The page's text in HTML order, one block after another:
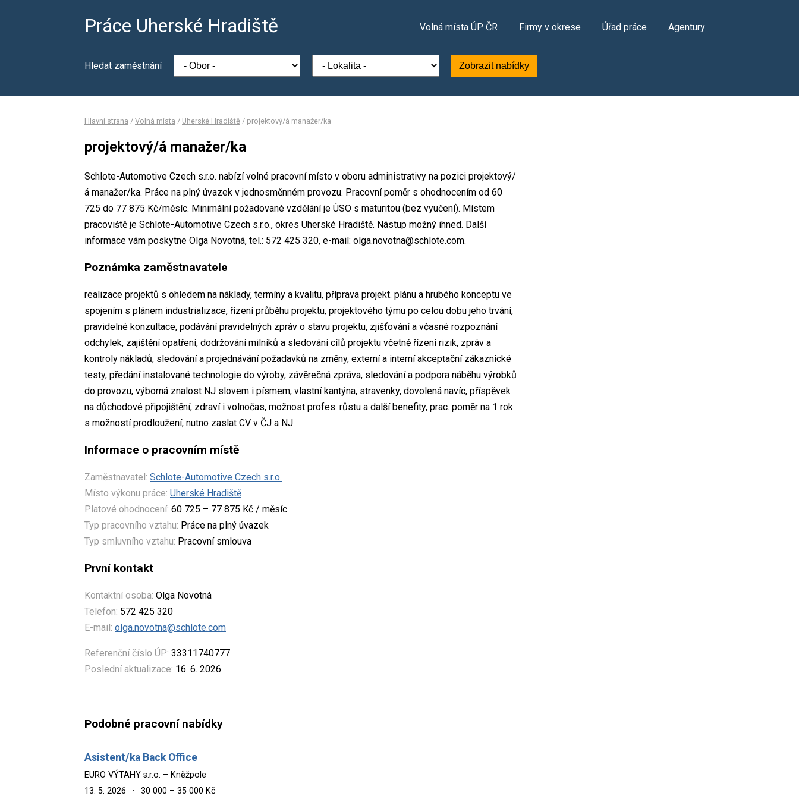
Práce Uherské Hradiště Volná místa ÚP ČR Firmy v okrese Úřad práce Agentury
Hledat zaměstnání Zobrazit nabídky
Hlavní strana / Volná místa / Uherské Hradiště / projektový/á manažer/ka
projektový/á manažer/ka
Schlote-Automotive Czech s.r.o. nabízí volné pracovní místo v oboru administrativy na pozici projektový/
á manažer/ka. Práce na plný úvazek v jednosměnném provozu. Pracovní poměr s ohodnocením od 60
725 do 77 875 Kč/měsíc. Minimální požadované vzdělání je ÚSO s maturitou (bez vyučení). Místem
pracoviště je Schlote-Automotive Czech s.r.o., okres Uherské Hradiště. Nástup možný ihned. Další
informace vám poskytne Olga Novotná, tel.: 572 425 320, e-mail: olga.novotna@schlote.com.
Poznámka zaměstnavatele
realizace projektů s ohledem na náklady, termíny a kvalitu, příprava projekt. plánu a hrubého konceptu ve
spojením s plánem industrializace, řízení průběhu projektu, projektového týmu po celou dobu jeho trvání,
pravidelné konzultace, podávání pravidelných zpráv o stavu projektu, zjišťování a včasné rozpoznání
odchylek, zajištění opatření, dodržování milníků a sledování cílů projektu včetně řízení rizik, zpráv a
kontroly nákladů, sledování a projednávání požadavků na změny, externí a interní akceptační zákaznické
testy, předání instalované technologie do výroby, závěrečná zpráva, sledování a podpora náběhu výrobků
do provozu, výborná znalost NJ slovem i písmem, vlastní kantýna, stravenky, dovolená navíc, příspěvek
na důchodové připojištění, zdraví i volnočas, možnost profes. růstu a další benefity, prac. poměr na 1 rok
s možností prodloužení, nutno zaslat CV v ČJ a NJ
Informace o pracovním místě
Zaměstnavatel: Schlote-Automotive Czech s.r.o.
Místo výkonu práce: Uherské Hradiště
Platové ohodnocení: 60 725 – 77 875 Kč / měsíc
Typ pracovního vztahu: Práce na plný úvazek
Typ smluvního vztahu: Pracovní smlouva
První kontakt
Kontaktní osoba: Olga Novotná
Telefon: 572 425 320
E-mail: olga.novotna@schlote.com
Referenční číslo ÚP: 33311740777
Poslední aktualizace: 16. 6. 2026
Podobné pracovní nabídky
Asistent/ka Back Office
EURO VÝTAHY s.r.o. – Kněžpole
13. 5. 2026
· 30 000 – 35 000 Kč